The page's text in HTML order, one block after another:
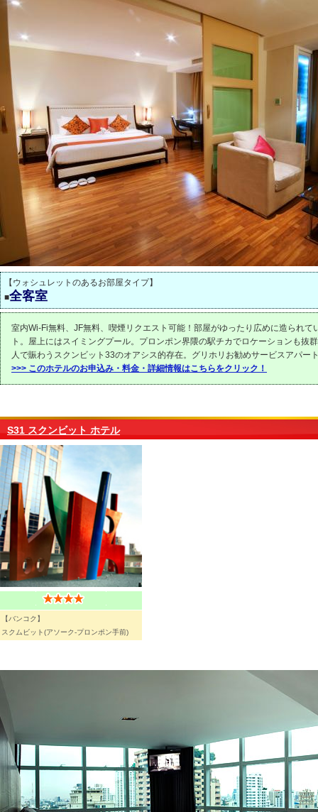
【ウォシュレットのあるお部屋タイプ】
■全客室
室内Wi-Fi無料、JF無料、喫煙リクエスト可能！部屋がゆったり広めに造られて
ト。屋上にはスイミングプール。プロンポン界隈の駅チカでロケーションも抜
人で賑わうスクンビット33のオアシス的存在。グリホリお勧めサービスアパー
>>> このホテルのお申込み・料金・詳細情報はこちらをクリック！
S31 スクンビット ホテル
【バンコク】
スクムビット(アソーク-プロンポン手前)